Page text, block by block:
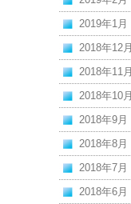
2019年1月
2018年12月
2018年11月
2018年10月
2018年9月
2018年8月
2018年7月
2018年6月